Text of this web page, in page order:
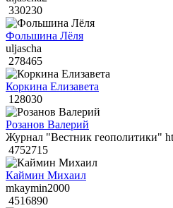
330230
Фольшина Лёля
uljascha
278465
Коркина Елизавета
128030
Розанов Валерий
Журнал "Вестник геополитики"
4752715
Каймин Михаил
mkaymin2000
4516890